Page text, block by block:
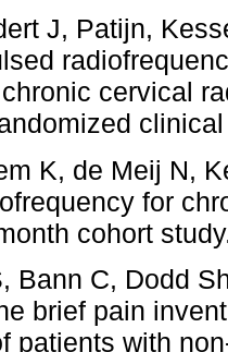
J, Patijn,
cervical
K, de Meij N,
for
cohort
Bann C, Dodd
brief pain
patients with